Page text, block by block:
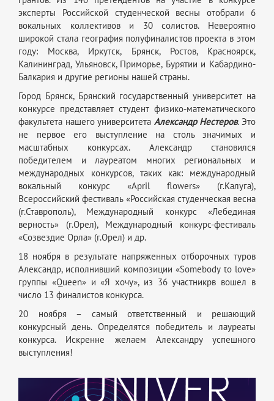
эксперты Российской студенческой весны отобрали 6
вокальных коллективов и 30 солистов. Невероятно
широкой стала география полуфиналистов проекта в этом
году: Москва, Иркутск, Брянск, Ростов, Красноярск,
Калининград, Ульяновск, Приморье, Бурятии и Кабардино-
Балкария и другие регионы нашей страны.
Город Брянск, Брянский государственный университет на
конкурсе представляет студент физико-математического
факультета нашего университета Александр Нестеров. Это
не первое его выступление на столь значимых и
масштабных конкурсах. Александр становился
победителем и лауреатом многих региональных и
международных конкурсов, таких как: международный
вокальный конкурс «April flowers» (г.Калуга),
Всероссийский фестиваль «Российская студенческая весна
(г.Ставрополь), Международный конкурс «Лебединая
верность» (г.Орел), Международный конкурс-фестиваль
«Созвездие Орла» (г.Орел) и др.
18 ноября в результате напряженных отборочных туров
Александр, исполнивший композиции «Somebody to love»
группы «Queen» и «Я хочу», из 36 участникрв вошел в
число 13 финалистов конкурса.
20 ноября – самый ответственный и решающий
конкурсный день. Определятся победитель и лауреаты
конкурса. Искренне желаем Александру успешного
выступления!